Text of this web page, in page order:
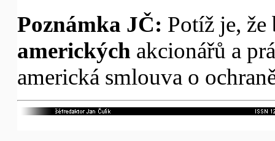
Poznámka JČ: Potíž je, že
amerických akcionářů a
americká smlouva o